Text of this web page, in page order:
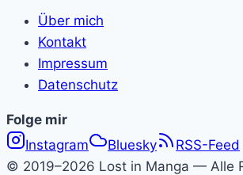
Über mich
Kontakt
Impressum
Datenschutz
Folge
Lost
Folge mir
Instagram
Bluesky
RSS-Feed
© 2019–2026 Lost in Manga — Alle